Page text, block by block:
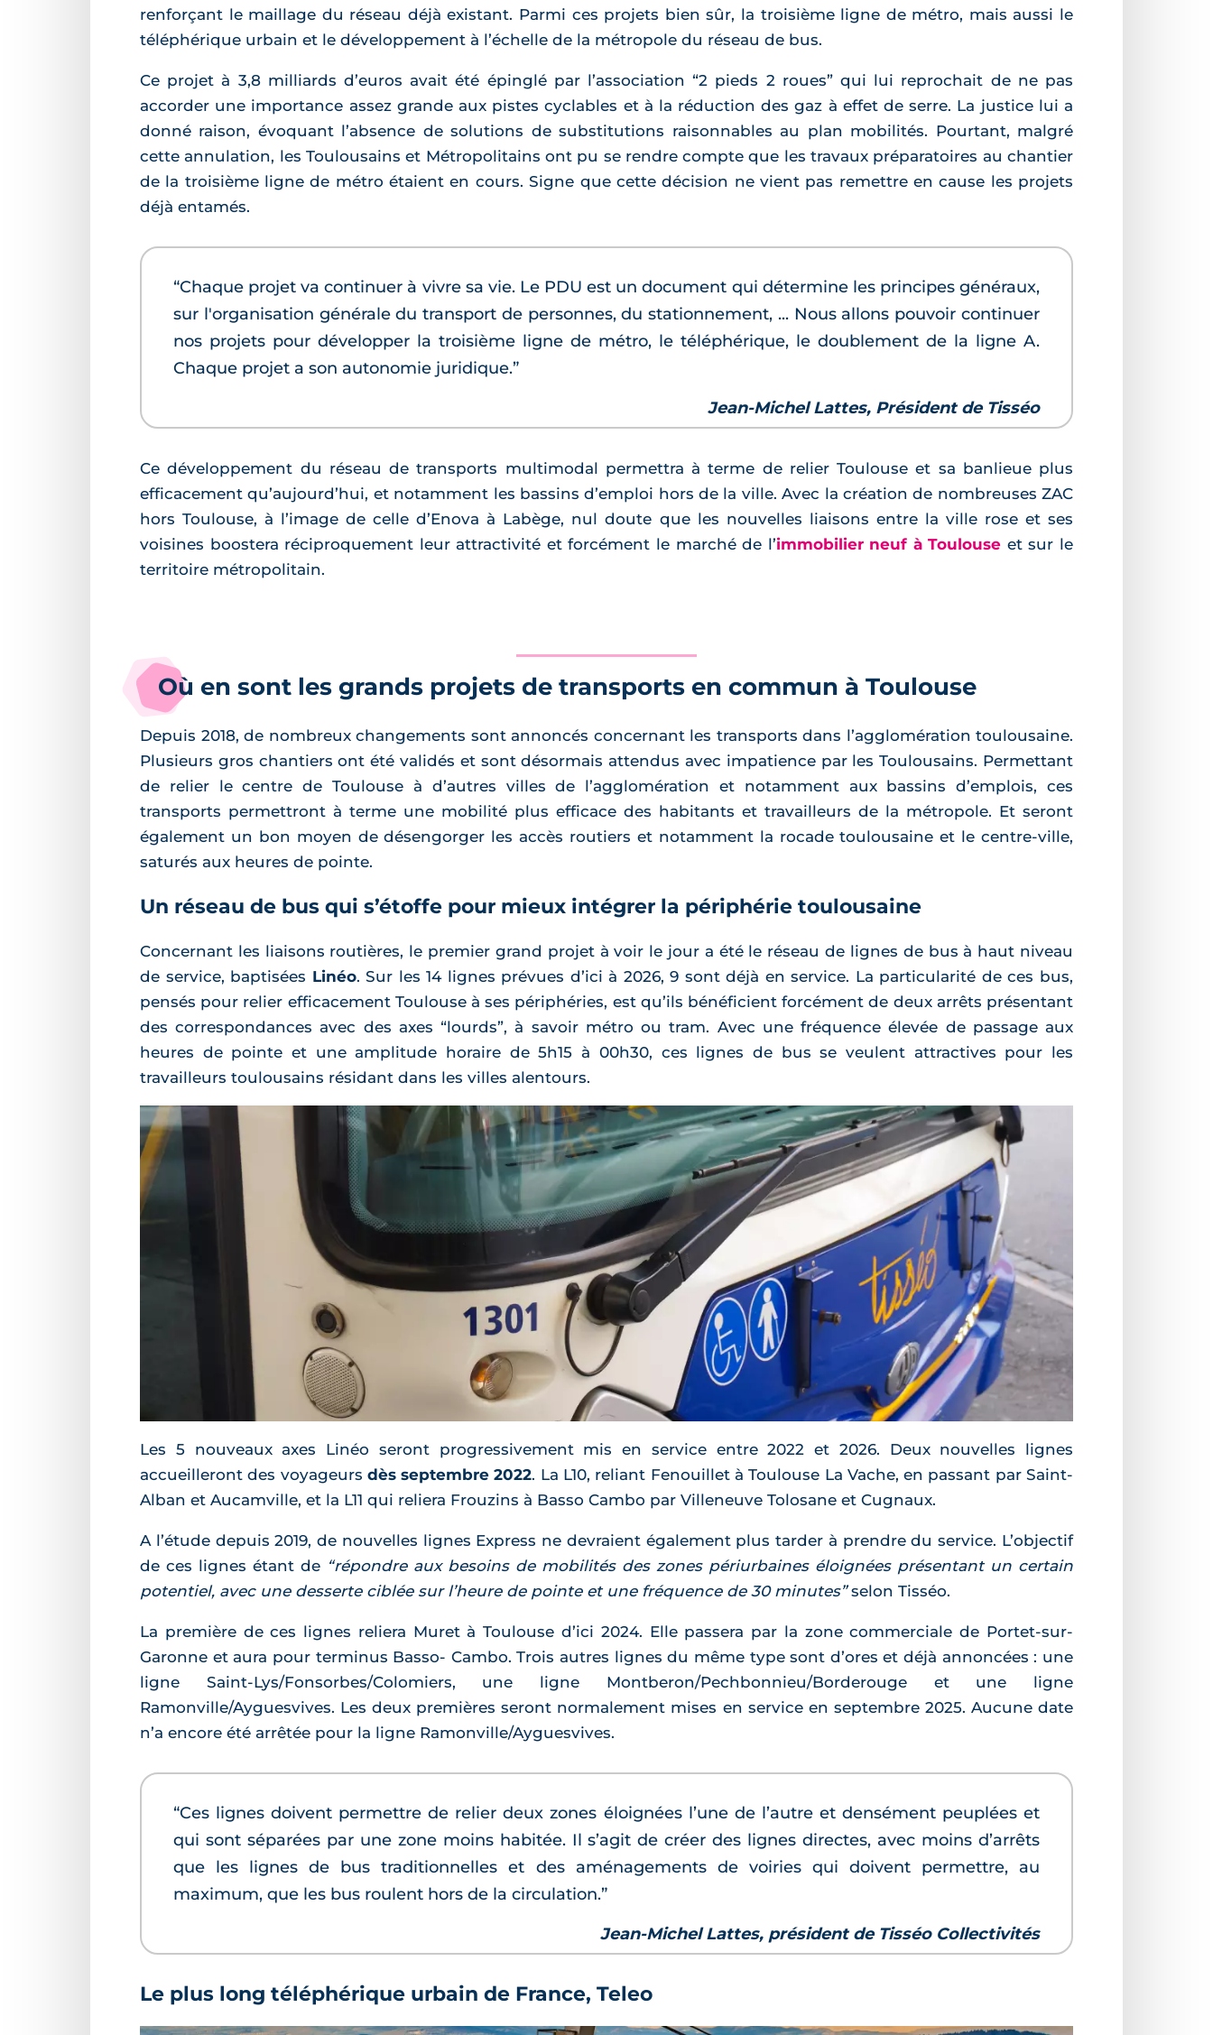
renforçant le maillage du réseau déjà existant. Parmi ces projets bien sûr, la troisième ligne de métro, mais aussi le
téléphérique urbain et le développement à l’échelle de la métropole du réseau de bus.
Ce projet à 3,8 milliards d’euros avait été épinglé par l’association “2 pieds 2 roues” qui lui reprochait de ne pas
accorder une importance assez grande aux pistes cyclables et à la réduction des gaz à effet de serre. La justice lui a
donné raison, évoquant l’absence de solutions de substitutions raisonnables au plan mobilités. Pourtant, malgré
cette annulation, les Toulousains et Métropolitains ont pu se rendre compte que les travaux préparatoires au chantier
de la troisième ligne de métro étaient en cours. Signe que cette décision ne vient pas remettre en cause les projets
déjà entamés.
“Chaque projet va continuer à vivre sa vie. Le PDU est un document qui détermine les principes généraux,
sur l'organisation générale du transport de personnes, du stationnement, ... Nous allons pouvoir continuer
nos projets pour développer la troisième ligne de métro, le téléphérique, le doublement de la ligne A.
Chaque projet a son autonomie juridique.”
Jean-Michel Lattes, Président de Tisséo
Ce développement du réseau de transports multimodal permettra à terme de relier Toulouse et sa banlieue plus
efficacement qu’aujourd’hui, et notamment les bassins d’emploi hors de la ville. Avec la création de nombreuses ZAC
hors Toulouse, à l’image de celle d’Enova à Labège, nul doute que les nouvelles liaisons entre la ville rose et ses
voisines boostera réciproquement leur attractivité et forcément le marché de l’immobilier neuf à Toulouse et sur le
territoire métropolitain.
Où en sont les grands projets de transports en commun à Toulouse
Depuis 2018, de nombreux changements sont annoncés concernant les transports dans l’agglomération toulousaine.
Plusieurs gros chantiers ont été validés et sont désormais attendus avec impatience par les Toulousains. Permettant
de relier le centre de Toulouse à d’autres villes de l’agglomération et notamment aux bassins d’emplois, ces
transports permettront à terme une mobilité plus efficace des habitants et travailleurs de la métropole. Et seront
également un bon moyen de désengorger les accès routiers et notamment la rocade toulousaine et le centre-ville,
saturés aux heures de pointe.
Un réseau de bus qui s’étoffe pour mieux intégrer la périphérie toulousaine
Concernant les liaisons routières, le premier grand projet à voir le jour a été le réseau de lignes de bus à haut niveau
de service, baptisées Linéo. Sur les 14 lignes prévues d’ici à 2026, 9 sont déjà en service. La particularité de ces bus,
pensés pour relier efficacement Toulouse à ses périphéries, est qu’ils bénéficient forcément de deux arrêts présentant
des correspondances avec des axes “lourds”, à savoir métro ou tram. Avec une fréquence élevée de passage aux
heures de pointe et une amplitude horaire de 5h15 à 00h30, ces lignes de bus se veulent attractives pour les
travailleurs toulousains résidant dans les villes alentours.
Les 5 nouveaux axes Linéo seront progressivement mis en service entre 2022 et 2026. Deux nouvelles lignes
accueilleront des voyageurs dès septembre 2022. La L10, reliant Fenouillet à Toulouse La Vache, en passant par Saint-
Alban et Aucamville, et la L11 qui reliera Frouzins à Basso Cambo par Villeneuve Tolosane et Cugnaux.
A l’étude depuis 2019, de nouvelles lignes Express ne devraient également plus tarder à prendre du service. L’objectif
de ces lignes étant de “répondre aux besoins de mobilités des zones périurbaines éloignées présentant un certain
potentiel, avec une desserte ciblée sur l’heure de pointe et une fréquence de 30 minutes”selon Tisséo.
La première de ces lignes reliera Muret à Toulouse d’ici 2024. Elle passera par la zone commerciale de Portet-sur-
Garonne et aura pour terminus Basso- Cambo. Trois autres lignes du même type sont d’ores et déjà annoncées : une
ligne Saint-Lys/Fonsorbes/Colomiers, une ligne Montberon/Pechbonnieu/Borderouge et une ligne
Ramonville/Ayguesvives. Les deux premières seront normalement mises en service en septembre 2025. Aucune date
n’a encore été arrêtée pour la ligne Ramonville/Ayguesvives.
“Ces lignes doivent permettre de relier deux zones éloignées l’une de l’autre et densément peuplées et
qui sont séparées par une zone moins habitée. Il s’agit de créer des lignes directes, avec moins d’arrêts
que les lignes de bus traditionnelles et des aménagements de voiries qui doivent permettre, au
maximum, que les bus roulent hors de la circulation.”
Jean-Michel Lattes, président de Tisséo Collectivités
Le plus long téléphérique urbain de France, Teleo